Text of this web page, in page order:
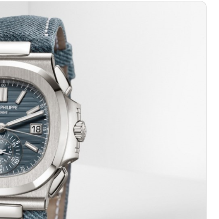
心写字楼8层805室（需提前预约）
中心写字楼A座13层1304室（需提前预约）
双子塔（中央广场）A1座办公楼14层07室（需提前预约）
字楼（万象城）15层1508室（需提前预约）
心写字楼A塔7层704室（需提前预约）
易中心大厦南塔写字楼15层07室（需提前预约）
写字楼17层1701室（需提前预约）
写字楼1座30层05室（需提前预约）
楼B座11层1104室（需提前预约）
楼15层03室（需提前预约）
写字楼24层2406B室（需提前预约）
广场写字楼9层902室（需提前预约）
茂环球金融中心写字楼（芙蓉广场）10层13室（需提前预约
29层2905室（需提前预约）
中心（品牌授权店）3层整层（需提前预约）
务中心（品牌授权店）1层整层（需提前预约）